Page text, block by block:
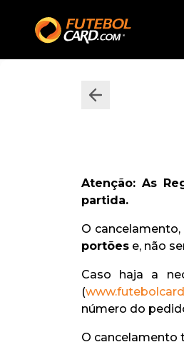
Atenção: As
partida.
O
portões e, não
Caso haja a
(
número do
O cancelamento